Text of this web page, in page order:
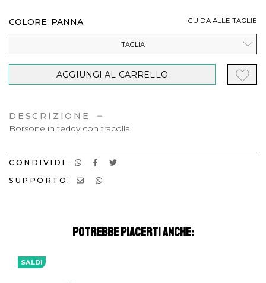
COLORE: PANNA GUIDA ALLE TAGLIE
TAGLIA
AGGIUNGI AL CARRELLO
DESCRIZIONE
Borsone in teddy con tracolla
CONDIVIDI:
SUPPORTO:
POTREBBE PIACERTI ANCHE:
SALDI